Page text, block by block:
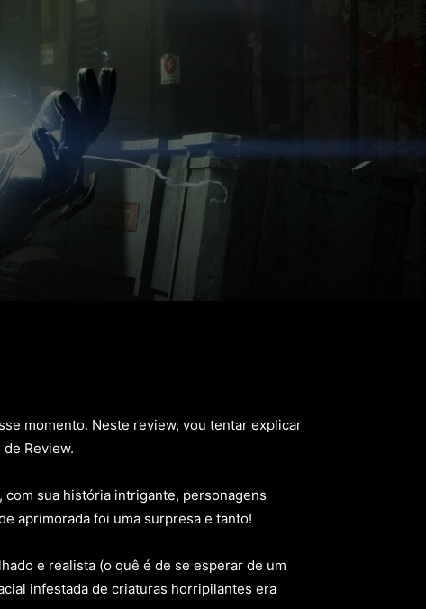
momento. Neste review, vou tentar explicar
de Review.
sua história intrigante, personagens
aprimorada foi uma surpresa e tanto!
e realista (o quê é de se esperar de um
infestada de criaturas horripilantes era